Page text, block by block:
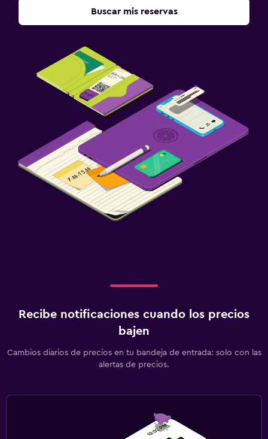
Buscar mis reservas
Recibe notificaciones cuando los precios
bajen
Cambios diarios de precios en tu bandeja de entrada: solo con las
alertas de precios.